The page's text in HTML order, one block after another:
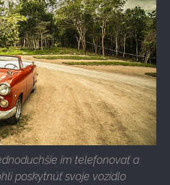
im telefonovať a
poskytnúť svoje vozidlo